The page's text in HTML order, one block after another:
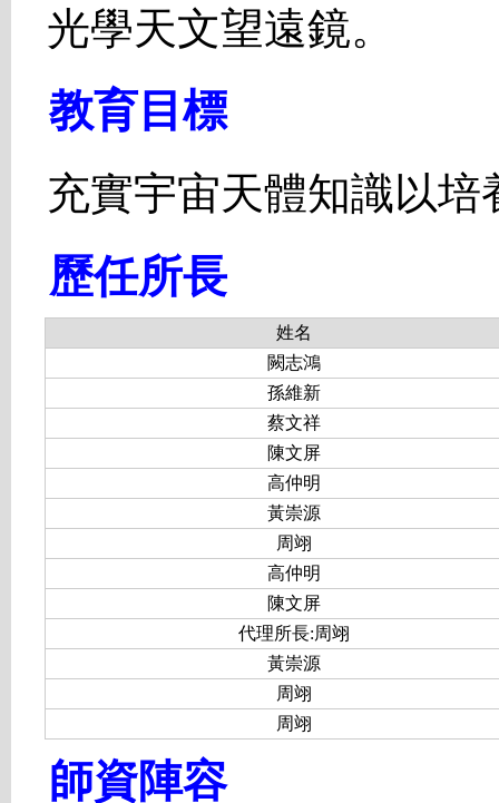
光學天文望遠鏡。
教育目標
充實宇宙天體知識以
歷任所長
姓名
闕志鴻
孫維新
蔡文祥
陳文屏
高仲明
黃崇源
周翊
高仲明
陳文屏
代理所長:周翊
黃崇源
周翊
周翊
師資陣容